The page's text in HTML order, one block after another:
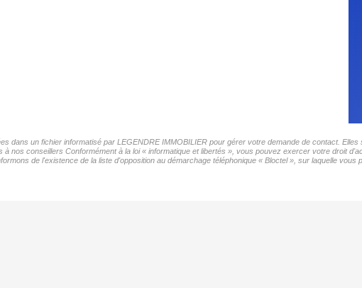
dans un fichier informatisé par LEGENDRE IMMOBILIER pour gérer votre demande de contact.
nos conseillers Conformément à la loi « informatique et libertés », vous pouvez exercer votre droit
de l'existence de la liste d'opposition au démarchage téléphonique « Bloctel », sur laquelle vous